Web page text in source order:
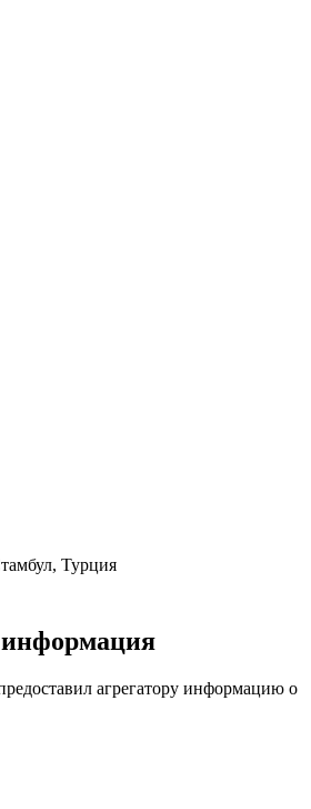
Турция
агрегатору информацию о